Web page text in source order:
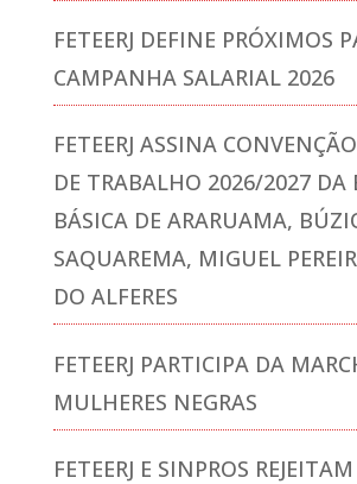
FETEERJ DEFINE PRÓXIMOS
CAMPANHA SALARIAL 2026
FETEERJ ASSINA
DE TRABALHO 2026/2027 DA
BÁSICA DE ARARUAMA,
SAQUAREMA, MIGUEL
DO ALFERES
FETEERJ PARTICIPA DA
MULHERES NEGRAS
FETEERJ E SINPROS